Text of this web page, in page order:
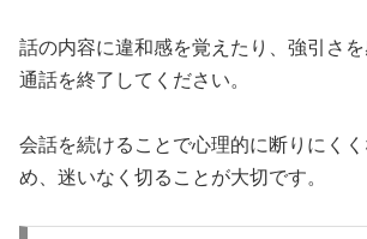
話の内容に違和感を覚えたり、強引さ
通話を終了してください。
会話を続けることで心理的に断りにく
め、迷いなく切ることが大切です。